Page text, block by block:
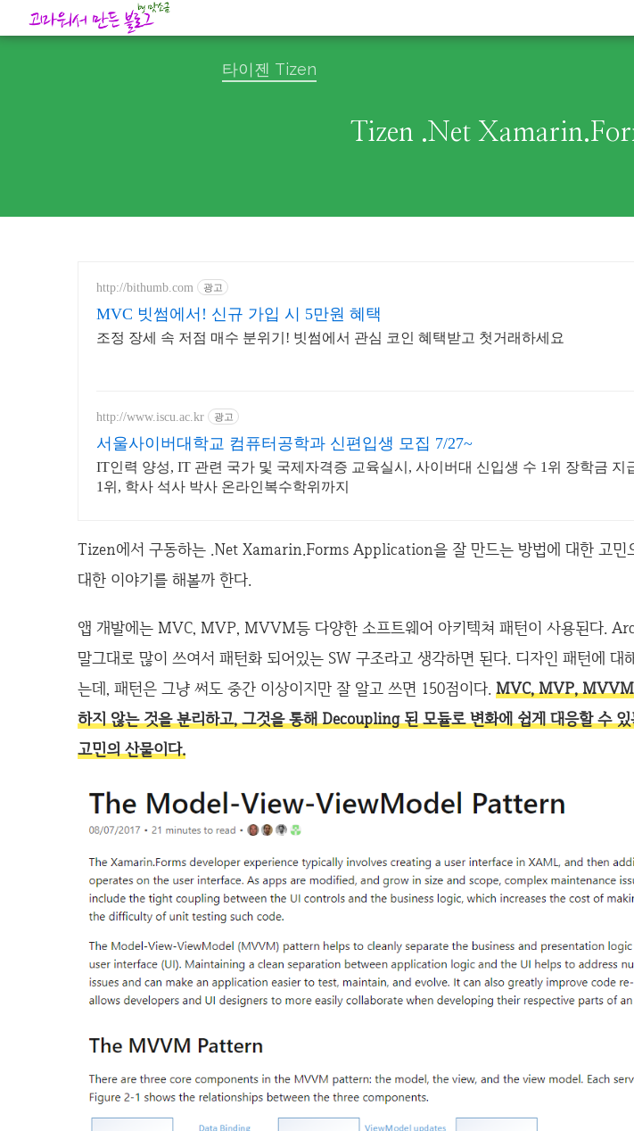
타이젠 Tizen
Tizen .Net
http://bithumb.com 광고
MVC 빗썸에서! 신규 가입 시 5만원 혜택
조정 장세 속 저점 매수 분위기! 빗썸에서 관심 코인 혜택받고 첫거래하세요
http://www.iscu.ac.kr 광고
서울사이버대학교 컴퓨터공학과 신편입생 모집 7/27~
IT인력 양성, IT 관련 국가 및 국제자격증 교육실시, 사이버대 신입생 수 1위 장학금 지
1위, 학사 석사 박사 온라인복수학위까지
Tizen에서 구동하는 .Net Xamarin.Forms Application을 잘 만드는 방법에 대한 고
대한 이야기를 해볼까 한다.
앱 개발에는 MVC, MVP, MVVM등 다양한 소프트웨어 아키텍쳐 패턴이 사용된다.
말그대로 많이 쓰여서 패턴화 되어있는 SW 구조라고 생각하면 된다. 디자인 패턴에 대
는데, 패턴은 그냥 써도 중간 이상이지만 잘 알고 쓰면 150점이다. MVC, MVP, MVVM
하지 않는 것을 분리하고, 그것을 통해 Decoupling 된 모듈로 변화에 쉽게 대응할 수
고민의 산물이다.